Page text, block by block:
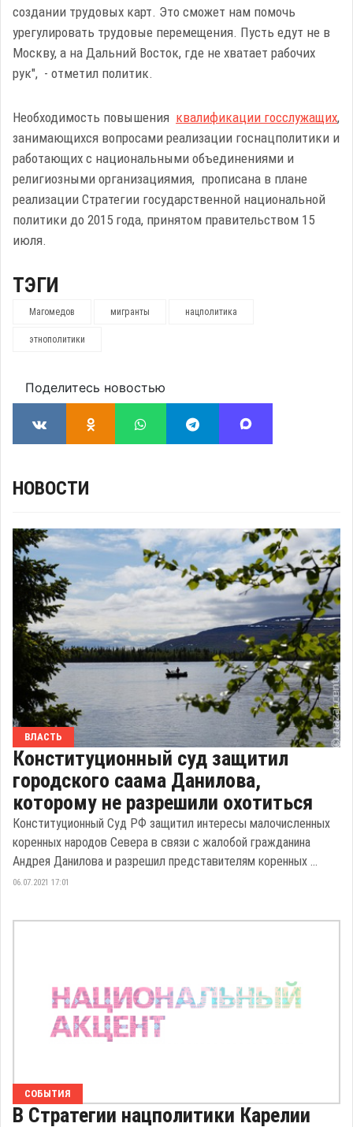
создании трудовых карт. Это сможет нам помочь
урегулировать трудовые перемещения. Пусть едут не в
Москву, а на Дальний Восток, где не хватает рабочих
рук", - отметил политик.
Необходимость повышения квалификации госслужащих,
занимающихся вопросами реализации госнацполитики и
работающих с национальными объединениями и
религиозными организациямия, прописана в плане
реализации Стратегии государственной национальной
политики до 2015 года, принятом правительством 15
июля.
ТЭГИ
Магомедов мигранты нацполитика
этнополитики
Поделитесь новостью
НОВОСТИ
ВЛАСТЬ
Конституционный суд защитил
городского саама Данилова,
которому не разрешили охотиться
Конституционный Суд РФ защитил интересы малочисленных
коренных народов Севера в связи с жалобой гражданина
Андрея Данилова и разрешил представителям коренных ...
06.07.2021 17:01
СОБЫТИЯ
В Стратегии нацполитики Карелии